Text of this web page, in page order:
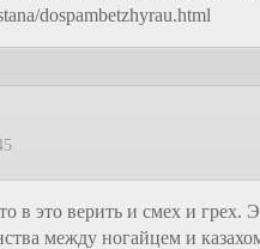
dospambetzhyrau.html
в это верить и смех и грех.
между ногайцем и